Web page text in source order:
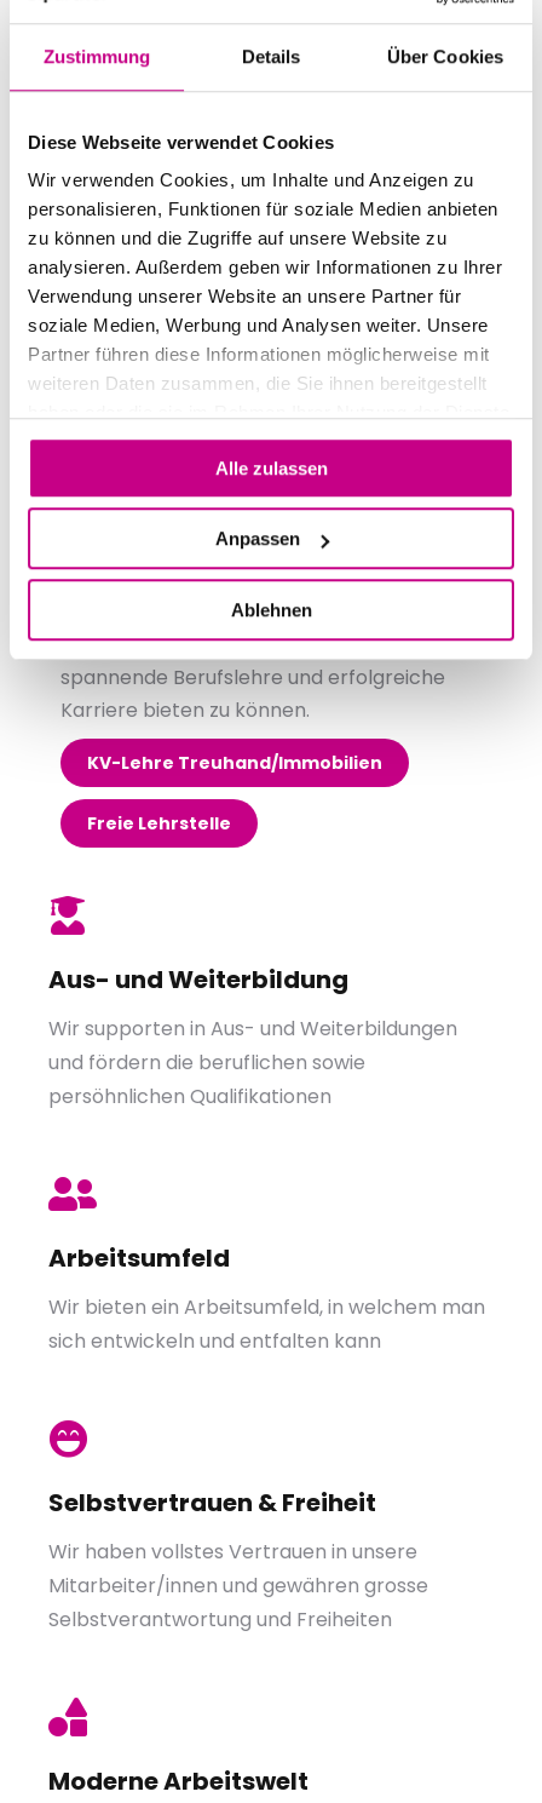
Zustimmung Details Über Cookies
Diese Webseite verwendet Cookies
Wir verwenden Cookies, um Inhalte und Anzeigen zu
personalisieren, Funktionen für soziale Medien anbieten
zu können und die Zugriffe auf unsere Website zu
analysieren. Außerdem geben wir Informationen zu Ihrer
Verwendung unserer Website an unsere Partner für
soziale Medien, Werbung und Analysen weiter. Unsere
Partner führen diese Informationen möglicherweise mit
weiteren Daten zusammen, die Sie ihnen bereitgestellt
gesammelt haben.
Alle zulassen
Anpassen
Ablehnen
Treuhand-Lehre
Wir sind sehr stolz, dass wir alle Lehrstellen
bzw. Ausbildungsplätze besetzt haben. Falls
du motiviert bist, in unserem qualifizierten,
dynamischen und jungen Team die
spannende Treuhandbranche kennen zu
lernen, so freuen wir uns auf deine
Bewerbung. Wir fühlen uns in der
Verantwortung der Branche und
gesellschaftlich verpflichtet, jungen
Menschen solide Chancen für eine
spannende Berufslehre und erfolgreiche
Karriere bieten zu können.
KV-Lehre Treuhand/Immobilien
Freie Lehrstelle
Aus- und Weiterbildung
Wir supporten in Aus- und Weiterbildungen
und fördern die beruflichen sowie
persöhnlichen Qualifikationen
Arbeitsumfeld
Wir bieten ein Arbeitsumfeld, in welchem man
sich entwickeln und entfalten kann
Selbstvertrauen & Freiheit
Wir haben vollstes Vertrauen in unsere
Mitarbeiter/innen und gewähren grosse
Selbstverantwortung und Freiheiten
Moderne Arbeitswelt